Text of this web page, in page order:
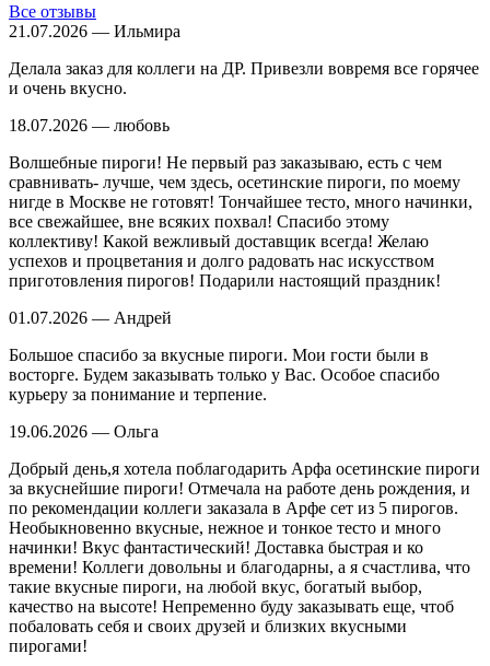
Все отзывы
21.07.2026 — Ильмира
Делала заказ для коллеги на ДР. Привезли вовремя все горячее
и очень вкусно.
18.07.2026 — любовь
Волшебные пироги! Не первый раз заказываю, есть с чем
сравнивать- лучше, чем здесь, осетинские пироги, по моему
нигде в Москве не готовят! Тончайшее тесто, много начинки,
все свежайшее, вне всяких похвал! Спасибо этому
коллективу! Какой вежливый доставщик всегда! Желаю
успехов и процветания и долго радовать нас искусством
приготовления пирогов! Подарили настоящий праздник!
01.07.2026 — Андрей
Большое спасибо за вкусные пироги. Мои гости были в
восторге. Будем заказывать только у Вас. Особое спасибо
курьеру за понимание и терпение.
19.06.2026 — Ольга
Добрый день,я хотела поблагодарить Арфа осетинские пироги
за вкуснейшие пироги! Отмечала на работе день рождения, и
по рекомендации коллеги заказала в Арфе сет из 5 пирогов.
Необыкновенно вкусные, нежное и тонкое тесто и много
начинки! Вкус фантастический! Доставка быстрая и ко
времени! Коллеги довольны и благодарны, а я счастлива, что
такие вкусные пироги, на любой вкус, богатый выбор,
качество на высоте! Непременно буду заказывать еще, чтоб
побаловать себя и своих друзей и близких вкусными
пирогами!